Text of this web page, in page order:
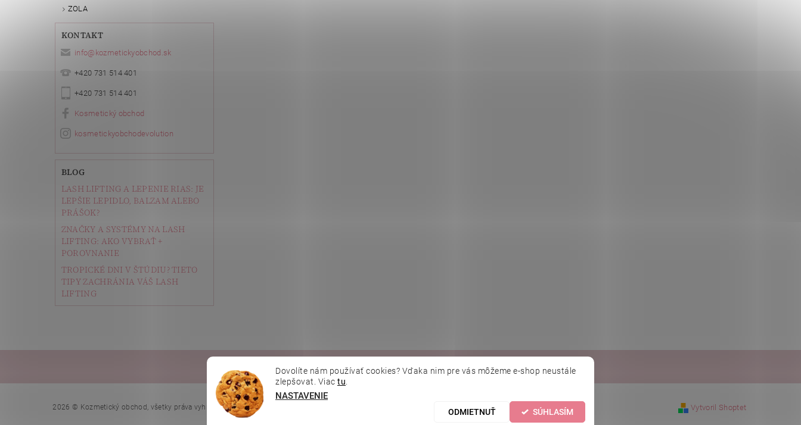
ZOLA
KONTAKT
info@ kozmetickyobchod.sk
+420 731 514 401
+420 731 514 401
Kosmetický obchod
kosmetickyobchodevolution
BLOG
LASH LIFTING A LEPENIE RIAS: JE
LEPŠIE LEPIDLO, BALZAM ALEBO
PRÁŠOK?
ZNAČKY A SYSTÉMY NA LASH
LIFTING: AKO VYBRAŤ +
POROVNANIE
TROPICKÉ DNI V ŠTÚDIU? TIETO
TIPY ZACHRÁNIA VÁŠ LASH
LIFTING
Depilujeme.cz | Kosmetická škola | Online kosmetické kurzy | MikroArt | Ella Baché
2026 © Kozmetický obchod, všetky práva vyhradenéUpraviť nastavenie cookies Vytvoril Shoptet
Dovolíte nám používať cookies? Vďaka nim pre vás môžeme e-shop neustále
zlepšovat. Viac tu
NASTAVENIE
ODMIETNUŤ SÚHLASÍM